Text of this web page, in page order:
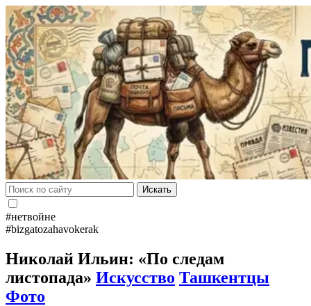
Искать
#нетвойне
#bizgatozahavokerak
Николай Ильин: «По следам
листопада» Искусство Ташкентцы
Фото